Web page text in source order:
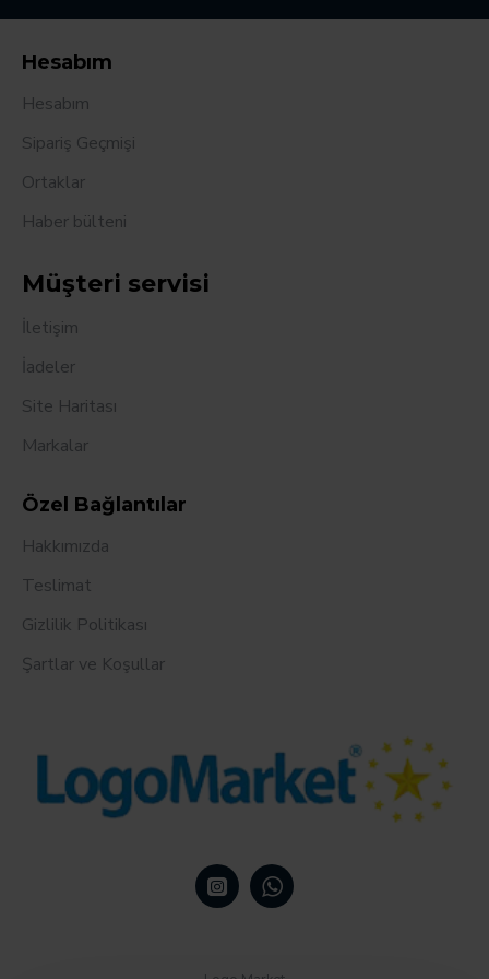
Hesabım
Hesabım
Sipariş Geçmişi
Ortaklar
Haber bülteni
Müşteri servisi
İletişim
İadeler
Site Haritası
Markalar
Özel Bağlantılar
Hakkımızda
Teslimat
Gizlilik Politikası
Şartlar ve Koşullar